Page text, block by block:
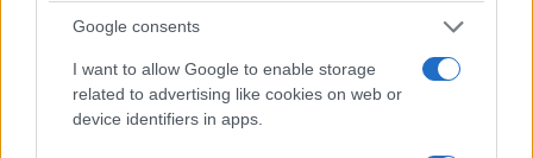
Google consents
I want to allow Google to enable storage
related to advertising like cookies on web or
device identifiers in apps.
immersione che vanno da Orosei a
Barisardo e Marina di Gairo
dell’Ogliastra sorprendono con i loro fondali
variegati, che includono rocce calcaree,
granitiche, basaltiche e plateau di arenaria.